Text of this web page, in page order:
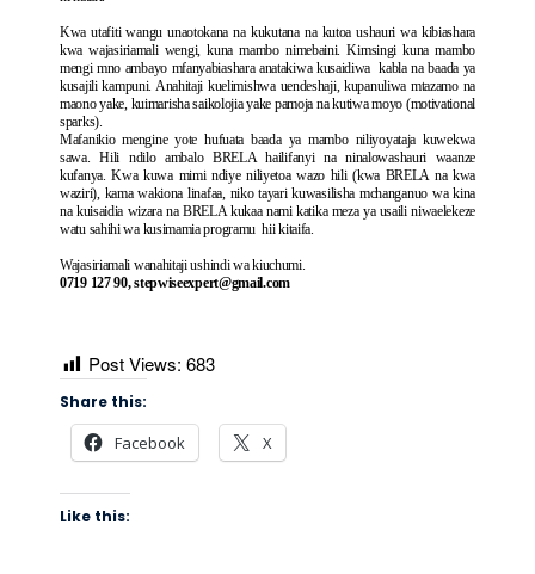
Kwa utafiti wangu unaotokana na kukutana na kutoa ushauri wa kibiashara
kwa wajasiriamali wengi, kuna mambo nimebaini. Kimsingi kuna mambo
mengi mno ambayo mfanyabiashara anatakiwa kusaidiwa kabla na baada ya
kusajili kampuni. Anahitaji kuelimishwa uendeshaji, kupanuliwa mtazamo na
maono yake, kuimarisha saikolojia yake pamoja na kutiwa moyo (motivational
sparks).
Mafanikio mengine yote hufuata baada ya mambo niliyoyataja kuwekwa
sawa. Hili ndilo ambalo BRELA hailifanyi na ninalowashauri waanze
kufanya. Kwa kuwa mimi ndiye niliyetoa wazo hili (kwa BRELA na kwa
waziri), kama wakiona linafaa, niko tayari kuwasilisha mchanganuo wa kina
na kuisaidia wizara na BRELA kukaa nami katika meza ya usaili niwaelekeze
watu sahihi wa kusimamia programu hii kitaifa.
Wajasiriamali wanahitaji ushindi wa kiuchumi.
0719 127 90,stepwiseexpert@gmail.com
Post Views: 683
Share this:
Facebook X
Like this: